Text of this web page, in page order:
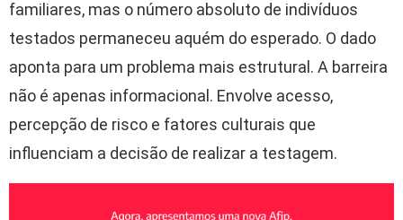
familiares, mas o número absoluto de indivíduos
testados permaneceu aquém do esperado. O dado
aponta para um problema mais estrutural. A barreira
não é apenas informacional. Envolve acesso,
percepção de risco e fatores culturais que
influenciam a decisão de realizar a testagem.